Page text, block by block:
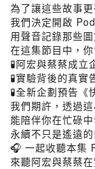
為了讓這些故事更
我們決定開啟
用聲音記錄那些
在這集節目中，你
🧪阿宏與蔡蔡成立
🧪實驗背後的真實
🧪全新企劃預告《
我們期許，透過這
能陪伴你在忙碌
永續不只是遙遠
🎧 一起收聽本集
來聽阿宏與蔡蔡